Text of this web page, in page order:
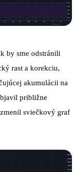
by sme odstránili
rast a korekciu,
akumulácii na
približne
sviečkový graf